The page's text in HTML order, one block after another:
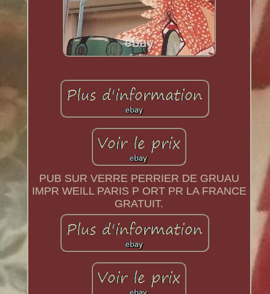
PUB SUR VERRE PERRIER DE GRUAU
IMPR WEILL PARIS P ORT PR LA FRANCE
GRATUIT.